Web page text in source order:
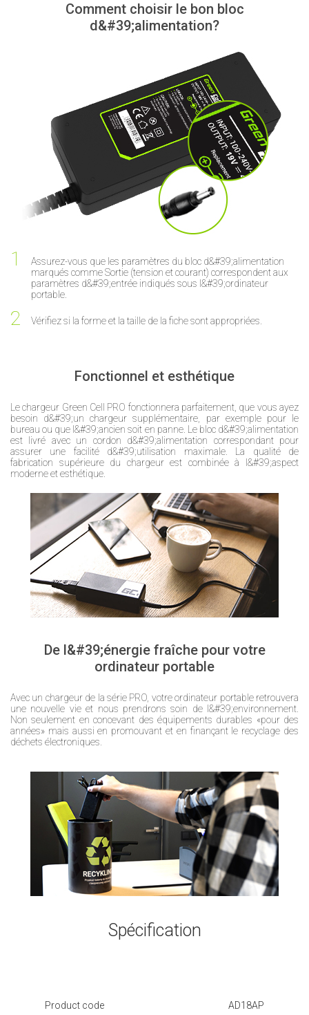
Comment choisir le bon bloc
d&#39;alimentation?
Assurez-vous que les paramètres du bloc d&#39;alimentation
marqués comme Sortie (tension et courant) correspondent aux
paramètres d&#39;entrée indiqués sous l&#39;ordinateur
portable.
Vérifiez si la forme et la taille de la fiche sont appropriées.
Fonctionnel et esthétique
Le chargeur Green Cell PRO fonctionnera parfaitement, que vous ayez
besoin d&#39;un chargeur supplémentaire, par exemple pour le
bureau ou que l&#39;ancien soit en panne. Le bloc d&#39;alimentation
est livré avec un cordon d&#39;alimentation correspondant pour
assurer une facilité d&#39;utilisation maximale. La qualité de
fabrication supérieure du chargeur est combinée à l&#39;aspect
moderne et esthétique.
De l&#39;énergie fraîche pour votre
ordinateur portable
Avec un chargeur de la série PRO, votre ordinateur portable retrouvera
une nouvelle vie et nous prendrons soin de l&#39;environnement.
Non seulement en concevant des équipements durables «pour des
années» mais aussi en promouvant et en finançant le recyclage des
déchets électroniques.
Spécification
Product code AD18AP